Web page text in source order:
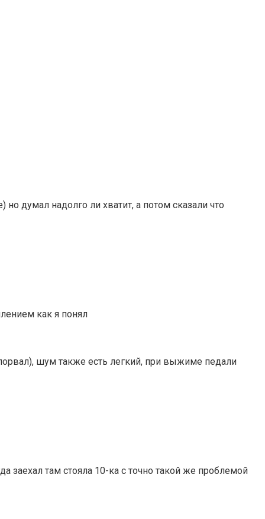
думал надолго ли хватит, а потом сказали что
как я понял
шум также есть легкий, при выжиме педали
заехал там стояла 10-ка с точно такой же проблемой